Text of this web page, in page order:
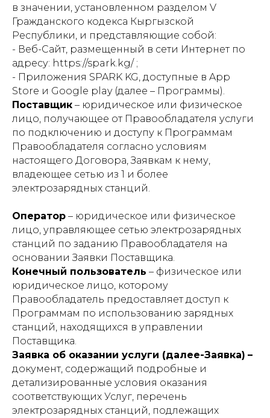
в значении, установленном разделом V
Гражданского кодекса Кыргызской
Республики, и представляющие собой:
- Веб-Сайт, размещенный в сети Интернет по
адресу: https://spark.kg/;
- Приложения SPARK KG, доступные в App
Store и Google play (далее – Программы).
Поставщик – юридическое или физическое
лицо, получающее от Правообладателя услуги
по подключению и доступу к Программам
Правообладателя согласно условиям
настоящего Договора, Заявкам к нему,
владеющее сетью из 1 и более
электрозарядных станций.
Оператор – юридическое или физическое
лицо, управляющее сетью электрозарядных
станций по заданию Правообладателя на
основании Заявки Поставщика.
Конечный пользователь – физическое или
юридическое лицо, которому
Правообладатель предоставляет доступ к
Программам по использованию зарядных
станций, находящихся в управлении
Поставщика.
Заявка об оказании услуги (далее-Заявка) –
документ, содержащий подробные и
детализированные условия оказания
соответствующих Услуг, перечень
электрозарядных станций, подлежащих